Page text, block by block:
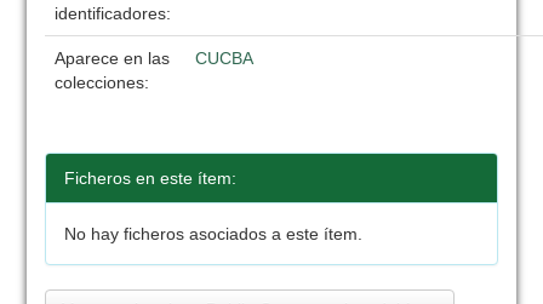
identificadores:
Aparece en las
colecciones:
CUCBA
Ficheros en este ítem:
No hay ficheros asociados a este ítem.